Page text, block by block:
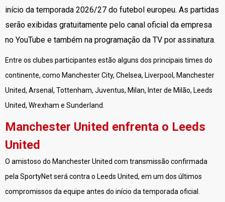
início da temporada 2026/27 do futebol europeu. As partidas
serão exibidas gratuitamente pelo canal oficial da empresa
no YouTube e também na programação da TV por assinatura.
Entre os clubes participantes estão alguns dos principais times do
continente, como Manchester City, Chelsea, Liverpool, Manchester
United, Arsenal, Tottenham, Juventus, Milan, Inter de Milão, Leeds
United, Wrexham e Sunderland.
Manchester United enfrenta o Leeds
United
O amistoso do Manchester United com transmissão confirmada
pela SportyNet será contra o Leeds United, em um dos últimos
compromissos da equipe antes do início da temporada oficial.